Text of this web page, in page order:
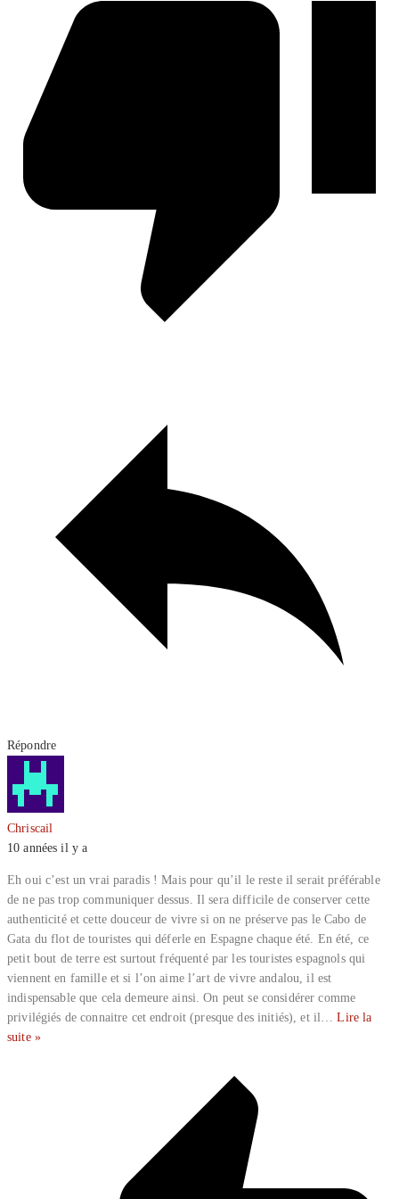
Répondre
Chriscail
10 années il y a
Eh oui c’est un vrai paradis ! Mais pour qu’il le reste il serait préférable
de ne pas trop communiquer dessus. Il sera difficile de conserver cette
authenticité et cette douceur de vivre si on ne préserve pas le Cabo de
Gata du flot de touristes qui déferle en Espagne chaque été. En été, ce
petit bout de terre est surtout fréquenté par les touristes espagnols qui
viennent en famille et si l’on aime l’art de vivre andalou, il est
indispensable que cela demeure ainsi. On peut se considérer comme
privilégiés de connaitre cet endroit (presque des initiés), et il…Lire la
suite »